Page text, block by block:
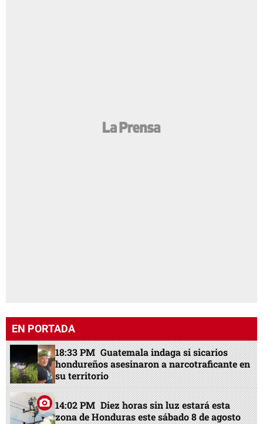
EN PORTADA
18:33 PM Guatemala indaga si sicarios
hondureños asesinaron a narcotraficante en
su territorio
14:02 PM Diez horas sin luz estará esta
zona de Honduras este sábado 8 de agosto